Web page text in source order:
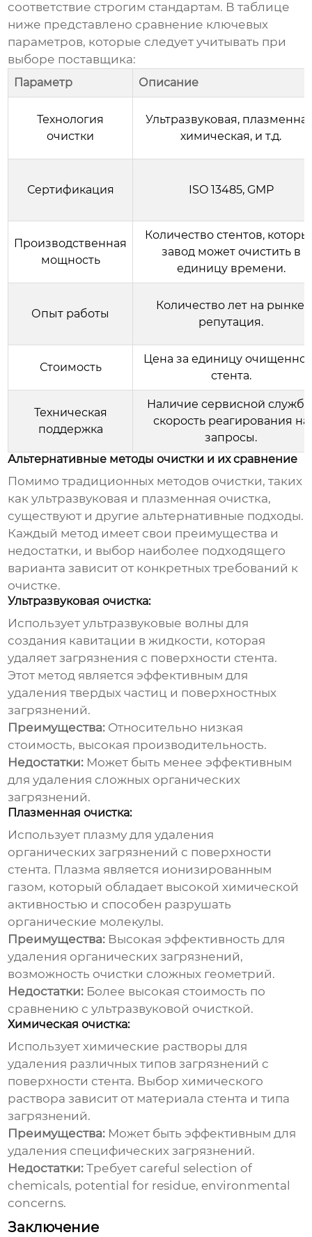
соответствие строгим стандартам. В таблице
ниже представлено сравнение ключевых
параметров, которые следует учитывать при
выборе поставщика:
Параметр Описание
Технология
очистки
Ультразвуковая,
химическая, и т.д.
Сертификация ISO 13485, GMP
Производственная
мощность
Количество стентов,
завод может очистить в
единицу времени.
Опыт работы
Количество лет на рынке,
репутация.
Стоимость
Цена за единицу
стента.
Техническая
поддержка
Наличие сервисной
скорость реагирования на
запросы.
Альтернативные методы очистки и их сравнение
Помимо традиционных методов очистки, таких
как ультразвуковая и плазменная очистка,
существуют и другие альтернативные подходы.
Каждый метод имеет свои преимущества и
недостатки, и выбор наиболее подходящего
варианта зависит от конкретных требований к
очистке.
Ультразвуковая очистка:
Использует ультразвуковые волны для
создания кавитации в жидкости, которая
удаляет загрязнения с поверхности стента.
Этот метод является эффективным для
удаления твердых частиц и поверхностных
загрязнений.
Преимущества: Относительно низкая
стоимость, высокая производительность.
Недостатки: Может быть менее эффективным
для удаления сложных органических
загрязнений.
Плазменная очистка:
Использует плазму для удаления
органических загрязнений с поверхности
стента. Плазма является ионизированным
газом, который обладает высокой химической
активностью и способен разрушать
органические молекулы.
Преимущества: Высокая эффективность для
удаления органических загрязнений,
возможность очистки сложных геометрий.
Недостатки: Более высокая стоимость по
сравнению с ультразвуковой очисткой.
Химическая очистка:
Использует химические растворы для
удаления различных типов загрязнений с
поверхности стента. Выбор химического
раствора зависит от материала стента и типа
загрязнений.
Преимущества: Может быть эффективным для
удаления специфических загрязнений.
Недостатки: Требует careful selection of
chemicals, potential for residue, environmental
concerns.
Заключение